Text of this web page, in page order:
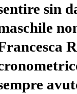
sin